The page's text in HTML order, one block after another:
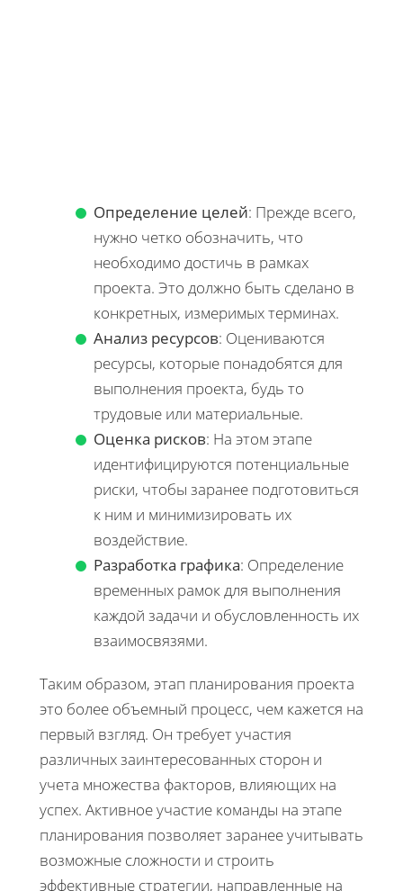
Определение целей: Прежде всего,
нужно четко обозначить, что
необходимо достичь в рамках
проекта. Это должно быть сделано в
конкретных, измеримых терминах.
Анализ ресурсов: Оцениваются
ресурсы, которые понадобятся для
выполнения проекта, будь то
трудовые или материальные.
Оценка рисков: На этом этапе
идентифицируются потенциальные
риски, чтобы заранее подготовиться
к ним и минимизировать их
воздействие.
Разработка графика: Определение
временных рамок для выполнения
каждой задачи и обусловленность их
взаимосвязями.
Таким образом, этап планирования проекта
это более объемный процесс, чем кажется на
первый взгляд. Он требует участия
различных заинтересованных сторон и
учета множества факторов, влияющих на
успех. Активное участие команды на этапе
планирования позволяет заранее учитывать
возможные сложности и строить
эффективные стратегии, направленные на